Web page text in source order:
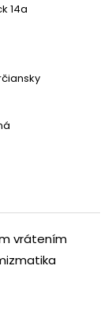
14a
vrátením